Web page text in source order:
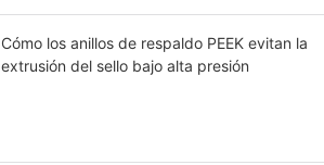
Cómo los anillos de respaldo PEEK evitan la
extrusión del sello bajo alta presión